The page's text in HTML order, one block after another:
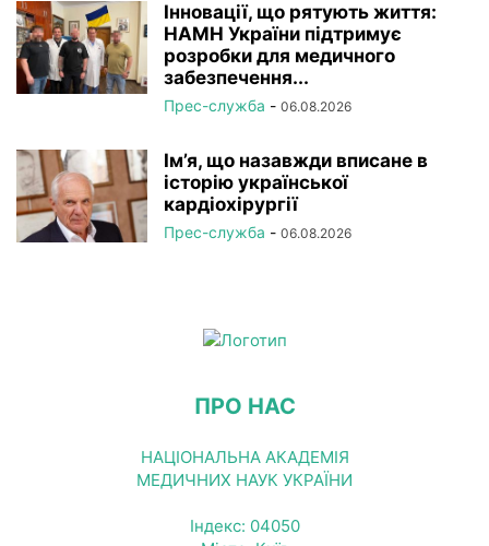
Інновації, що рятують життя:
НАМН України підтримує
розробки для медичного
забезпечення...
Прес-служба - 06.08.2026
Ім’я, що назавжди вписане в
історію української
кардіохірургії
Прес-служба - 06.08.2026
ПРО НАС
НАЦІОНАЛЬНА АКАДЕМІЯ
МЕДИЧНИХ НАУК УКРАЇНИ
Індекс: 04050